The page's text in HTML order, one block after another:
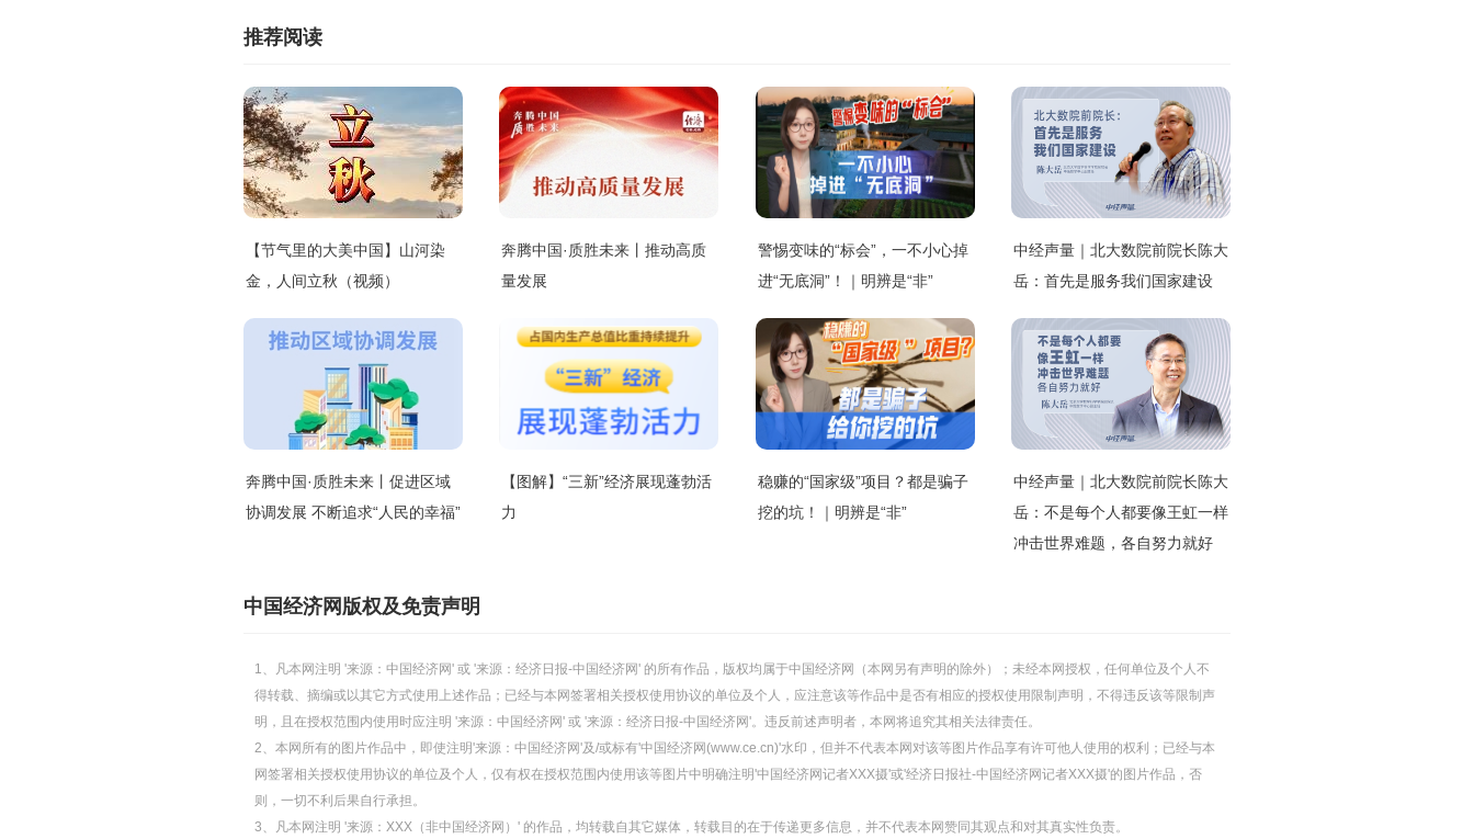
推荐阅读
【节气里的大美中国】山河染
金，人间立秋（视频）
奔腾中国·质胜未来丨推动高质
量发展
警惕变味的“标会”，一不小心掉
进“无底洞”！｜明辨是“非”
中经声量｜北大数院前院长陈大
岳：首先是服务我们国家建设
奔腾中国·质胜未来丨促进区域
协调发展 不断追求“人民的幸福”
【图解】“三新”经济展现蓬勃活
力
稳赚的“国家级”项目？都是骗子
挖的坑！｜明辨是“非”
中经声量｜北大数院前院长陈大
岳：不是每个人都要像王虹一样
冲击世界难题，各自努力就好
中国经济网版权及免责声明
1、凡本网注明 '来源：中国经济网' 或 '来源：经济日报-中国经济网' 的所有作品，版权均属于中国经济网（本网另有声明的除外）；未经本网授权，任何单位及个人不
得转载、摘编或以其它方式使用上述作品；已经与本网签署相关授权使用协议的单位及个人，应注意该等作品中是否有相应的授权使用限制声明，不得违反该等限制声
明，且在授权范围内使用时应注明 '来源：中国经济网' 或 '来源：经济日报-中国经济网'。违反前述声明者，本网将追究其相关法律责任。
2、本网所有的图片作品中，即使注明'来源：中国经济网'及/或标有'中国经济网(www.ce.cn)'水印，但并不代表本网对该等图片作品享有许可他人使用的权利；已经与本
网签署相关授权使用协议的单位及个人，仅有权在授权范围内使用该等图片中明确注明'中国经济网记者XXX摄'或'经济日报社-中国经济网记者XXX摄'的图片作品，否
则，一切不利后果自行承担。
3、凡本网注明 '来源：XXX（非中国经济网）' 的作品，均转载自其它媒体，转载目的在于传递更多信息，并不代表本网赞同其观点和对其真实性负责。